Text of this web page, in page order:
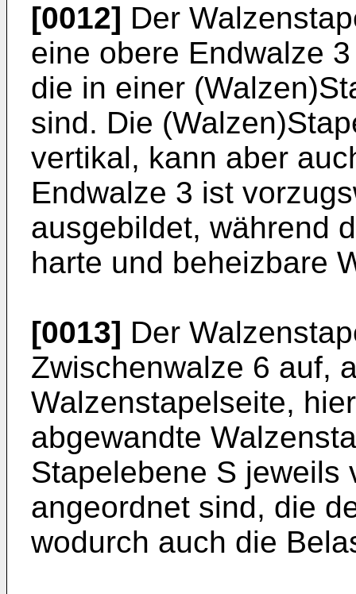
[0012] Der
eine obere Endwalze
die in einer
sind. Die
vertikal, kann aber
Endwalze 3 ist
ausgebildet, während
harte und beheizbare
[0013] Der
Zwischenwalze 6 auf,
Walzenstapelseite,
abgewandte
Stapelebene S jeweils
angeordnet sind, die
wodurch auch die